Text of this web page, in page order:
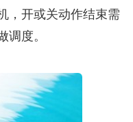
开或关动作结束需
度。